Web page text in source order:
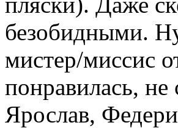
безобидными.
мистер/миссис
понравилась, не
Ярослав,